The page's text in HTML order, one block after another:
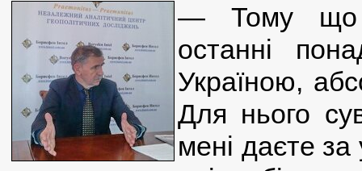
— Тому що
останні
Україною,
Для нього
мені даєте за